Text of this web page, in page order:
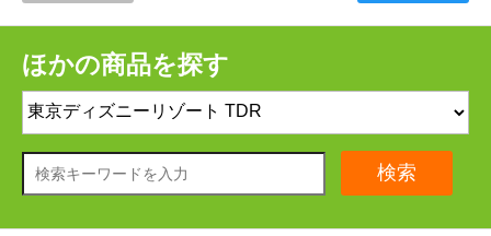
ほかの商品を探す
検索